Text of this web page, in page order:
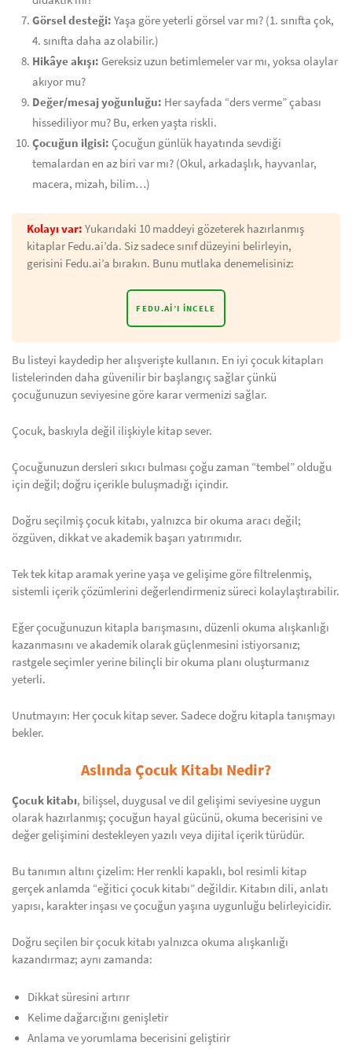
Görsel desteği: Yaşa göre yeterli görsel var mı? (1. sınıfta çok,
4. sınıfta daha az olabilir.)
Hikâye akışı: Gereksiz uzun betimlemeler var mı, yoksa olaylar
akıyor mu?
Değer/mesaj yoğunluğu: Her sayfada “ders verme” çabası
hissediliyor mu? Bu, erken yaşta riskli.
Çocuğun ilgisi: Çocuğun günlük hayatında sevdiği
temalardan en az biri var mı? (Okul, arkadaşlık, hayvanlar,
macera, mizah, bilim…)
Kolayı var: Yukarıdaki 10 maddeyi gözeterek hazırlanmış
kitaplar Fedu.ai’da. Siz sadece sınıf düzeyini belirleyin,
gerisini Fedu.ai’a bırakın. Bunu mutlaka denemelisiniz:
FEDU.AI’I İNCELE
Bu listeyi kaydedip her alışverişte kullanın. En iyi çocuk kitapları
listelerinden daha güvenilir bir başlangıç sağlar çünkü
çocuğunuzun seviyesine göre karar vermenizi sağlar.
Çocuk, baskıyla değil ilişkiyle kitap sever.
Çocuğunuzun dersleri sıkıcı bulması çoğu zaman “tembel” olduğu
için değil; doğru içerikle buluşmadığı içindir.
Doğru seçilmiş çocuk kitabı, yalnızca bir okuma aracı değil;
özgüven, dikkat ve akademik başarı yatırımıdır.
Tek tek kitap aramak yerine yaşa ve gelişime göre filtrelenmiş,
sistemli içerik çözümlerini değerlendirmeniz süreci kolaylaştırabilir.
Eğer çocuğunuzun kitapla barışmasını, düzenli okuma alışkanlığı
kazanmasını ve akademik olarak güçlenmesini istiyorsanız;
rastgele seçimler yerine bilinçli bir okuma planı oluşturmanız
yeterli.
Unutmayın: Her çocuk kitap sever. Sadece doğru kitapla tanışmayı
bekler.
Aslında Çocuk Kitabı Nedir?
Çocuk kitabı, bilişsel, duygusal ve dil gelişimi seviyesine uygun
olarak hazırlanmış; çocuğun hayal gücünü, okuma becerisini ve
değer gelişimini destekleyen yazılı veya dijital içerik türüdür.
Bu tanımın altını çizelim: Her renkli kapaklı, bol resimli kitap
gerçek anlamda “eğitici çocuk kitabı” değildir. Kitabın dili, anlatı
yapısı, karakter inşası ve çocuğun yaşına uygunluğu belirleyicidir.
Doğru seçilen bir çocuk kitabı yalnızca okuma alışkanlığı
kazandırmaz; aynı zamanda:
Dikkat süresini artırır
Kelime dağarcığını genişletir
Anlama ve yorumlama becerisini geliştirir